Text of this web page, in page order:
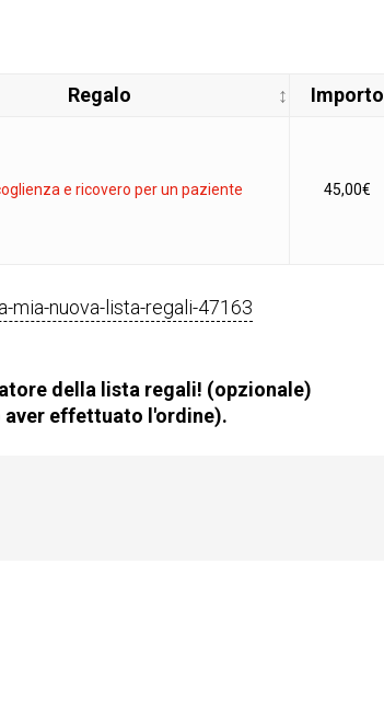
Regalo Importo
e ricovero per un paziente 45,00€
nuova-lista-regali-47163
della lista regali! (opzionale)
aver effettuato l'ordine).